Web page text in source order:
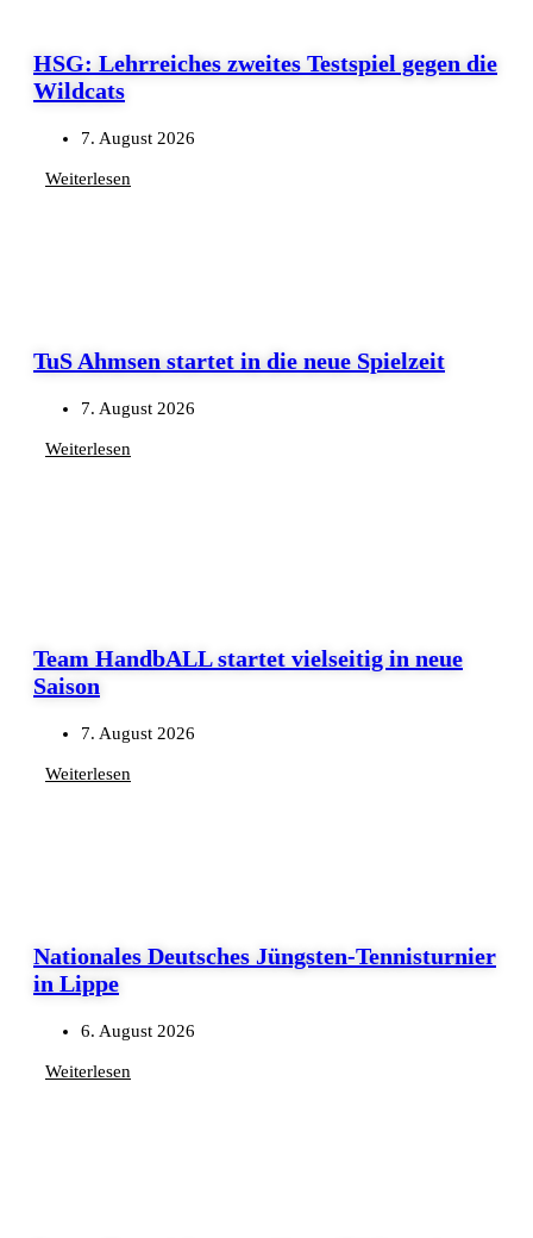
HSG: Lehrreiches zweites Testspiel gegen die
Wildcats
7. August 2026
Weiterlesen
TuS Ahmsen startet in die neue Spielzeit
7. August 2026
Weiterlesen
Team HandbALL startet vielseitig in neue
Saison
7. August 2026
Weiterlesen
Nationales Deutsches Jüngsten-Tennisturnier
in Lippe
6. August 2026
Weiterlesen